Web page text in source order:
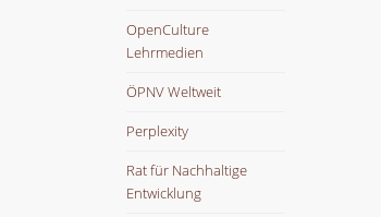
OpenCulture
Lehrmedien
ÖPNV Weltweit
Perplexity
Rat für Nachhaltige
Entwicklung